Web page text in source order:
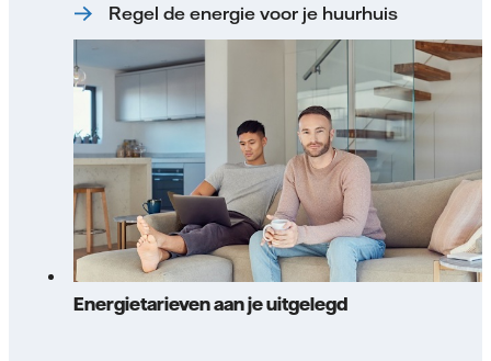
Regel de energie voor je huurhuis
Energietarieven aan je uitgelegd